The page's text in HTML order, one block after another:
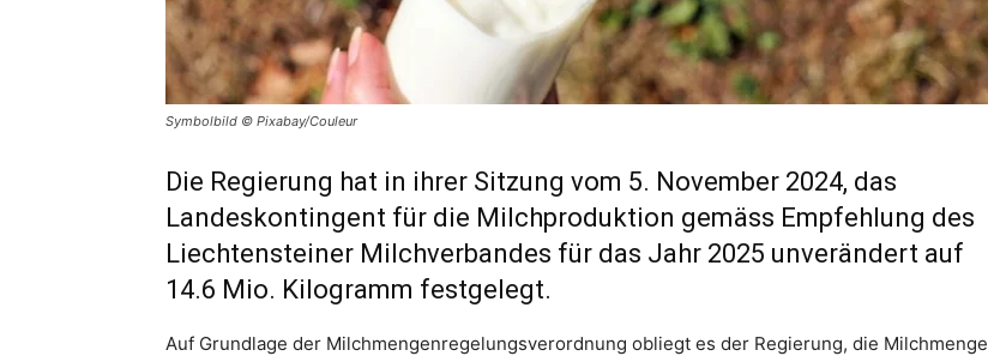
Symbolbild © Pixabay/Couleur
Die Regierung hat in ihrer Sitzung vom 5. November 2024, das
Landeskontingent für die Milchproduktion gemäss Empfehlung des
Liechtensteiner Milchverbandes für das Jahr 2025 unverändert auf
14.6 Mio. Kilogramm festgelegt.
Auf Grundlage der Milchmengenregelungsverordnung obliegt es der Regierung, die Milchmenge